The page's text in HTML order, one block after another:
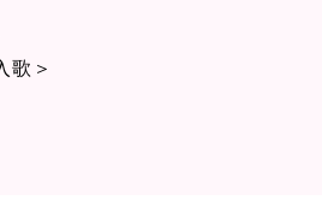
歌＞